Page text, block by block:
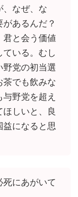
、なぜ、な
あるんだ？
君と会う価値
いる。むし
野党の初当選
茶でも飲みな
野党を超え
しいと、良
益になると思
にあがいて